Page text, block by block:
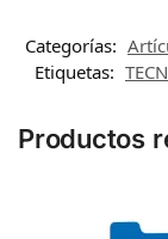
Categorías:
Etiquetas:
Productos